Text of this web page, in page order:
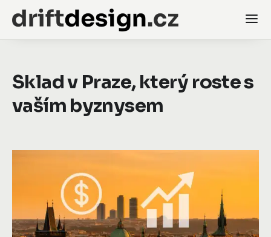
Sklad v Praze, který roste s
vaším byznysem